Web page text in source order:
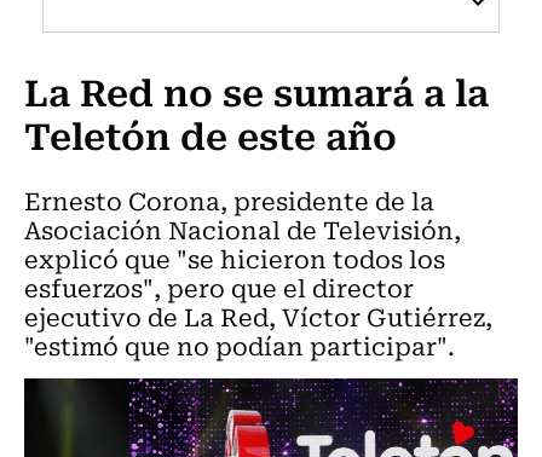
Programas Radio y TV Usach
La Red no se sumará a la
Teletón de este año
Ernesto Corona, presidente de la
Asociación Nacional de Televisión,
explicó que "se hicieron todos los
esfuerzos", pero que el director
ejecutivo de La Red, Víctor Gutiérrez,
"estimó que no podían participar".